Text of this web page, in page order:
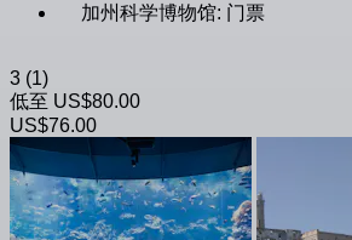
加州科学博物馆: 门票
3 (1)
低至 US$80.00
US$76.00